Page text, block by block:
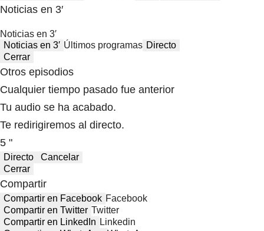
Noticias en 3′
Noticias en 3′
Noticias en 3′ Últimos programas Directo
Cerrar
Otros episodios
Cualquier tiempo pasado fue anterior
Tu audio se ha acabado.
Te redirigiremos al directo.
5 "
Directo
Cancelar
Cerrar
Compartir
Compartir en Facebook Facebook
Compartir en Twitter Twitter
Compartir en LinkedIn Linkedin